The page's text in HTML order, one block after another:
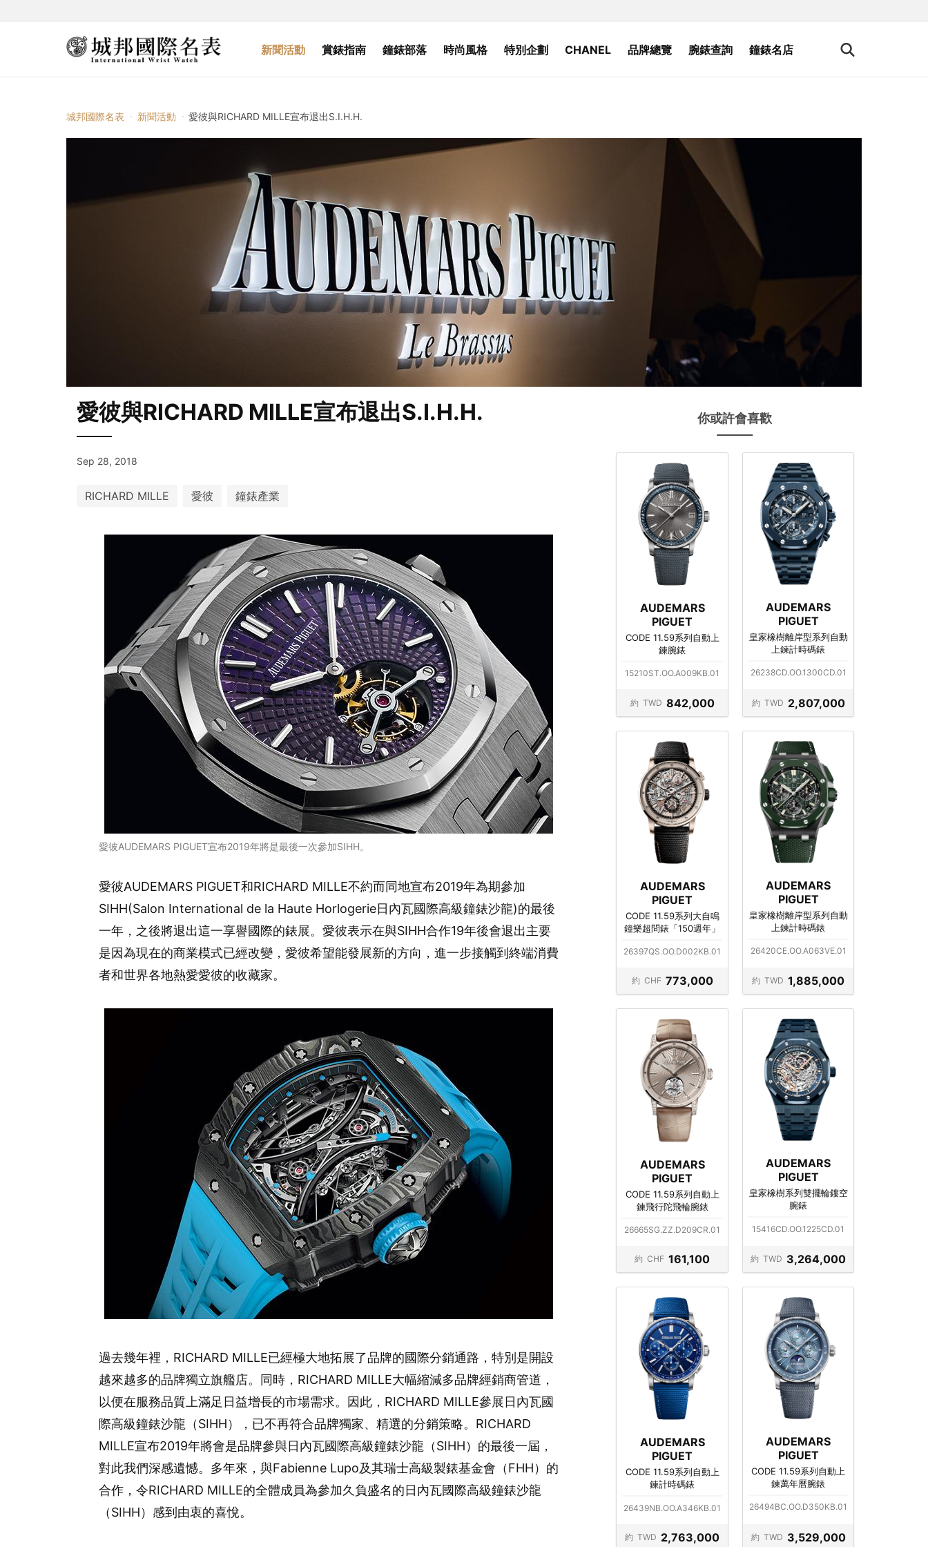
新聞活動 賞錶指南 鐘錶部落 時尚風格 特別企劃 CHANEL 品牌總覽 腕錶查詢 鐘錶名店
城邦國際名表 新聞活動 愛彼與RICHARD MILLE宣布退出S.I.H.H.
愛彼與RICHARD MILLE宣布退出S.I.H.H.
Sep 28, 2018
RICHARD MILLE 愛彼 鐘錶產業
愛彼AUDEMARS PIGUET宣布2019年將是最後一次參加SIHH。
愛彼AUDEMARS PIGUET和RICHARD MILLE不約而同地宣布2019年為期參加
SIHH(Salon International de la Haute Horlogerie日內瓦國際高級鐘錶沙龍)的最後
一年，之後將退出這一享譽國際的錶展。愛彼表示在與SIHH合作19年後會退出主要
是因為現在的商業模式已經改變，愛彼希望能發展新的方向，進一步接觸到終端消費
者和世界各地熱愛愛彼的收藏家。
過去幾年裡，RICHARD MILLE已經極大地拓展了品牌的國際分銷通路，特別是開設
越來越多的品牌獨立旗艦店。同時，RICHARD MILLE大幅縮減多品牌經銷商管道，
以便在服務品質上滿足日益增長的市場需求。因此，RICHARD MILLE參展日內瓦國
際高級鐘錶沙龍（SIHH），已不再符合品牌獨家、精選的分銷策略。RICHARD
MILLE宣布2019年將會是品牌參與日內瓦國際高級鐘錶沙龍（SIHH）的最後一屆，
對此我們深感遺憾。多年來，與Fabienne Lupo及其瑞士高級製錶基金會（FHH）的
合作，令RICHARD MILLE的全體成員為參加久負盛名的日內瓦國際高級鐘錶沙龍
（SIHH）感到由衷的喜悅。
你或許會喜歡
AUDEMARS
PIGUET
CODE 11.59系列自動上
鍊腕錶
15210ST.OO.A009KB.01
約 TWD 842,000
AUDEMARS
PIGUET
皇家橡樹離岸型系列自動
上鍊計時碼錶
26238CD.OO.1300CD.01
約 TWD 2,807,000
AUDEMARS
PIGUET
CODE 11.59系列大自鳴
鐘樂超問錶「150週年」
26397QS.OO.D002KB.01
約 CHF 773,000
AUDEMARS
PIGUET
皇家橡樹離岸型系列自動
上鍊計時碼錶
26420CE.OO.A063VE.01
約 TWD 1,885,000
AUDEMARS
PIGUET
CODE 11.59系列自動上
鍊飛行陀飛輪腕錶
26665SG.ZZ.D209CR.01
約 CHF 161,100
AUDEMARS
PIGUET
皇家橡樹系列雙擺輪鏤空
腕錶
15416CD.OO.1225CD.01
約 TWD 3,264,000
AUDEMARS
PIGUET
CODE 11.59系列自動上
鍊計時碼錶
26439NB.OO.A346KB.01
約 TWD 2,763,000
AUDEMARS
PIGUET
CODE 11.59系列自動上
鍊萬年曆腕錶
26494BC.OO.D350KB.01
約 TWD 3,529,000